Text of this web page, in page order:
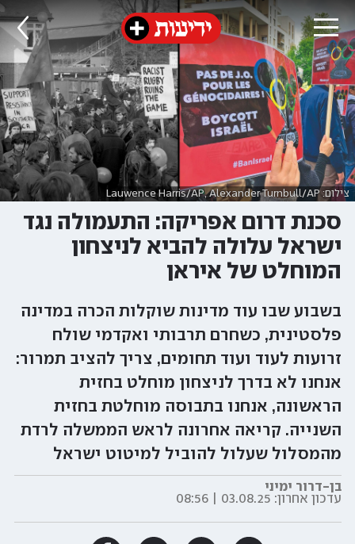
צילום: Lauwence Harris/AP, Alexander Turnbull/AP
סכנת דרום אפריקה: התעמולה נגד
ישראל עלולה להביא לניצחון
המוחלט של איראן
בשבוע שבו עוד מדינות שוקלות הכרה במדינה
פלסטינית, כשחרם תרבותי ואקדמי שולח
זרועות לעוד ועוד תחומים, צריך להציב תמרור:
אנחנו לא בדרך לניצחון מוחלט בחזית
הראשונה, אנחנו בתבוסה מוחלטת בחזית
השנייה. קריאה אחרונה לראש הממשלה לרדת
מהמסלול שעלול להוביל למיטוט ישראל
בן-דרור ימיני
עדכון אחרון: 03.08.25 | 08:56